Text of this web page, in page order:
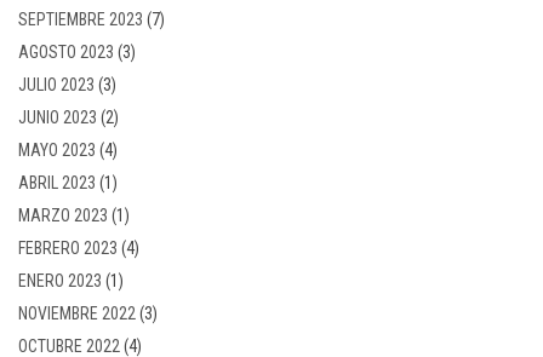
SEPTIEMBRE 2023 (7)
AGOSTO 2023 (3)
JULIO 2023 (3)
JUNIO 2023 (2)
MAYO 2023 (4)
ABRIL 2023 (1)
MARZO 2023 (1)
FEBRERO 2023 (4)
ENERO 2023 (1)
NOVIEMBRE 2022 (3)
OCTUBRE 2022 (4)